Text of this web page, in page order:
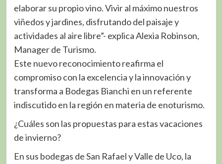
elaborar su propio vino. Vivir al máximo nuestros
viñedos y jardines, disfrutando del paisaje y
actividades al aire libre”- explica Alexia Robinson,
Manager de Turismo.
Este nuevo reconocimiento reafirma el
compromiso con la excelencia y la innovación y
transforma a Bodegas Bianchi en un referente
indiscutido en la región en materia de enoturismo.
¿Cuáles son las propuestas para estas vacaciones
de invierno?
En sus bodegas de San Rafael y Valle de Uco, la